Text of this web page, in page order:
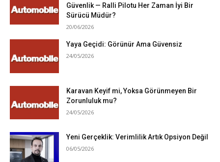
Güvenlik — Ralli Pilotu Her Zaman İyi Bir
Sürücü Müdür?
20/06/2026
Yaya Geçidi: Görünür Ama Güvensiz
24/05/2026
Karavan Keyif mi, Yoksa Görünmeyen Bir
Zorunluluk mu?
24/05/2026
Yeni Gerçeklik: Verimlilik Artık Opsiyon Değil
06/05/2026